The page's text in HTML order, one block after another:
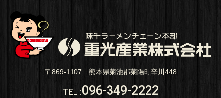
〒869-1107 熊本県菊池郡菊陽町辛川448
TEL :096-349-2222